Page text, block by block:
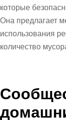
которые
Она предлагает
использования
количество